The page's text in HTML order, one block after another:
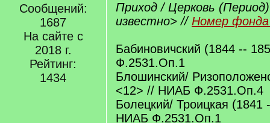
Сообщений:
1687
На сайте с
2018 г.
Рейтинг:
1434
Приход / Церковь
известно> // Номер
Бабиновичский (1844 --
Ф.2531.Оп.1
Блошинский/
<12> // НИАБ Ф.2531.Оп.4
Болецкий/ Троицкая (1841
НИАБ Ф.2531.Оп.1